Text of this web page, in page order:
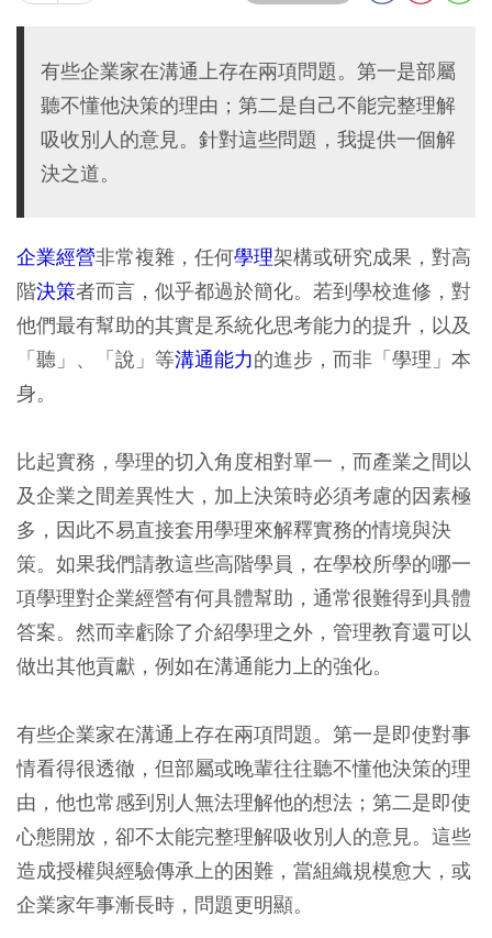
有些企業家在溝通上存在兩項問題。第一是部屬
聽不懂他決策的理由；第二是自己不能完整理解
吸收別人的意見。針對這些問題，我提供一個解
決之道。
企業經營非常複雜，任何學理架構或研究成果，對高
階決策者而言，似乎都過於簡化。若到學校進修，對
他們最有幫助的其實是系統化思考能力的提升，以及
「聽」、「說」等溝通能力的進步，而非「學理」本
身。
比起實務，學理的切入角度相對單一，而產業之間以
及企業之間差異性大，加上決策時必須考慮的因素極
多，因此不易直接套用學理來解釋實務的情境與決
策。如果我們請教這些高階學員，在學校所學的哪一
項學理對企業經營有何具體幫助，通常很難得到具體
答案。然而幸虧除了介紹學理之外，管理教育還可以
做出其他貢獻，例如在溝通能力上的強化。
有些企業家在溝通上存在兩項問題。第一是即使對事
情看得很透徹，但部屬或晚輩往往聽不懂他決策的理
由，他也常感到別人無法理解他的想法；第二是即使
心態開放，卻不太能完整理解吸收別人的意見。這些
造成授權與經驗傳承上的困難，當組織規模愈大，或
企業家年事漸長時，問題更明顯。